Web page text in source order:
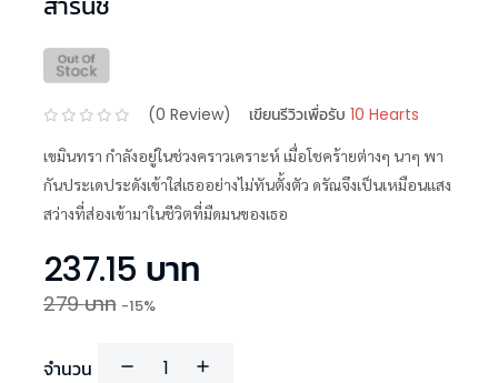
(0 Review) เขียนรีวิวเพื่อรับ 10 Hearts
เขมินทรา กำลังอยู่ในช่วงคราวเคราะห์ เมื่อโชคร้ายต่างๆ นาๆ พา
กันประเดประดังเข้าใส่เธออย่างไม่ทันตั้งตัว ดรัณจึงเป็นเหมือนแสง
สว่างที่ส่องเข้ามาในชีวิตที่มืดมนของเธอ
237.15 บาท
279บาท -15%
จำนวน